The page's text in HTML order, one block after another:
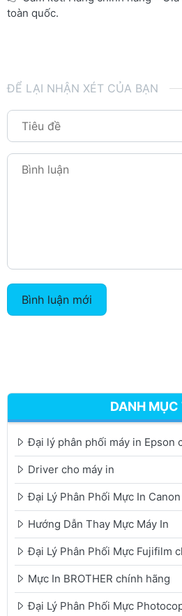
toàn quốc.
ĐỂ LẠI NHẬN XÉT CỦA BẠN
Bình luận mới
DANH MỤC
Đại lý phân phối máy in Epson
Driver cho máy in
Đại Lý Phân Phối Mực In Canon
Hướng Dẫn Thay Mực Máy In
Đại Lý Phân Phối Mực Fujifilm
Mực In BROTHER chính hãng
Đại Lý Phân Phối Mực